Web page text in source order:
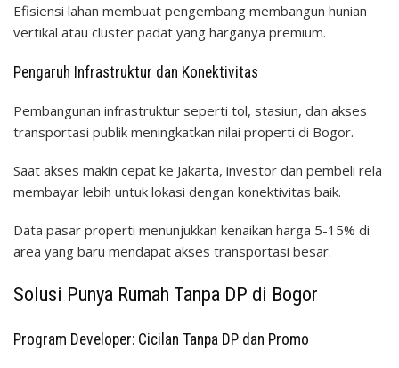
Efisiensi lahan membuat pengembang membangun hunian
vertikal atau cluster padat yang harganya premium.
Pengaruh Infrastruktur dan Konektivitas
Pembangunan infrastruktur seperti tol, stasiun, dan akses
transportasi publik meningkatkan nilai properti di Bogor.
Saat akses makin cepat ke Jakarta, investor dan pembeli rela
membayar lebih untuk lokasi dengan konektivitas baik.
Data pasar properti menunjukkan kenaikan harga 5-15% di
area yang baru mendapat akses transportasi besar.
Solusi Punya Rumah Tanpa DP di Bogor
Program Developer: Cicilan Tanpa DP dan Promo